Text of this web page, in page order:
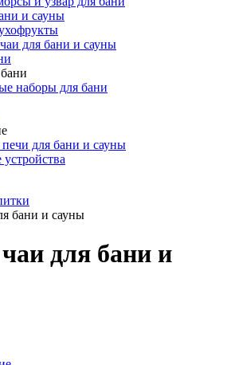
и сауны
для бани и сауны
наборы для бани
для бани и сауны
бани и сауны
для бани и